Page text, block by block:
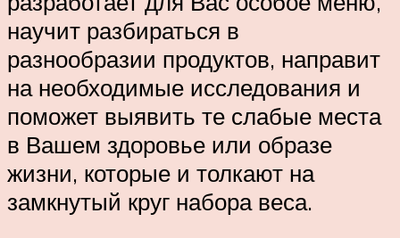
научит разбираться в
разнообразии продуктов, направит
на необходимые исследования и
поможет выявить те слабые места
в Вашем здоровье или образе
жизни, которые и толкают на
замкнутый круг набора веса.